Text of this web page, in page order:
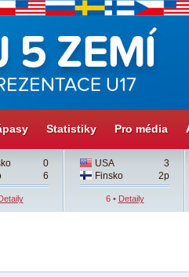
Statistiky Pro média
0
6
USA
3
Finsko
2p
6 • Detaily